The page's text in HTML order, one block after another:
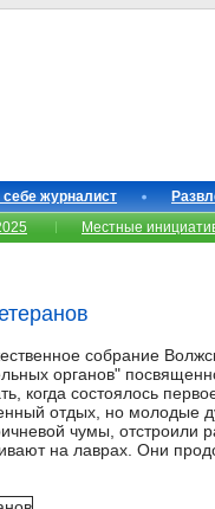
журналист
Местные
собрание
органов"
когда состоялось
отдых, но молодые
чумы,
на лаврах. Они